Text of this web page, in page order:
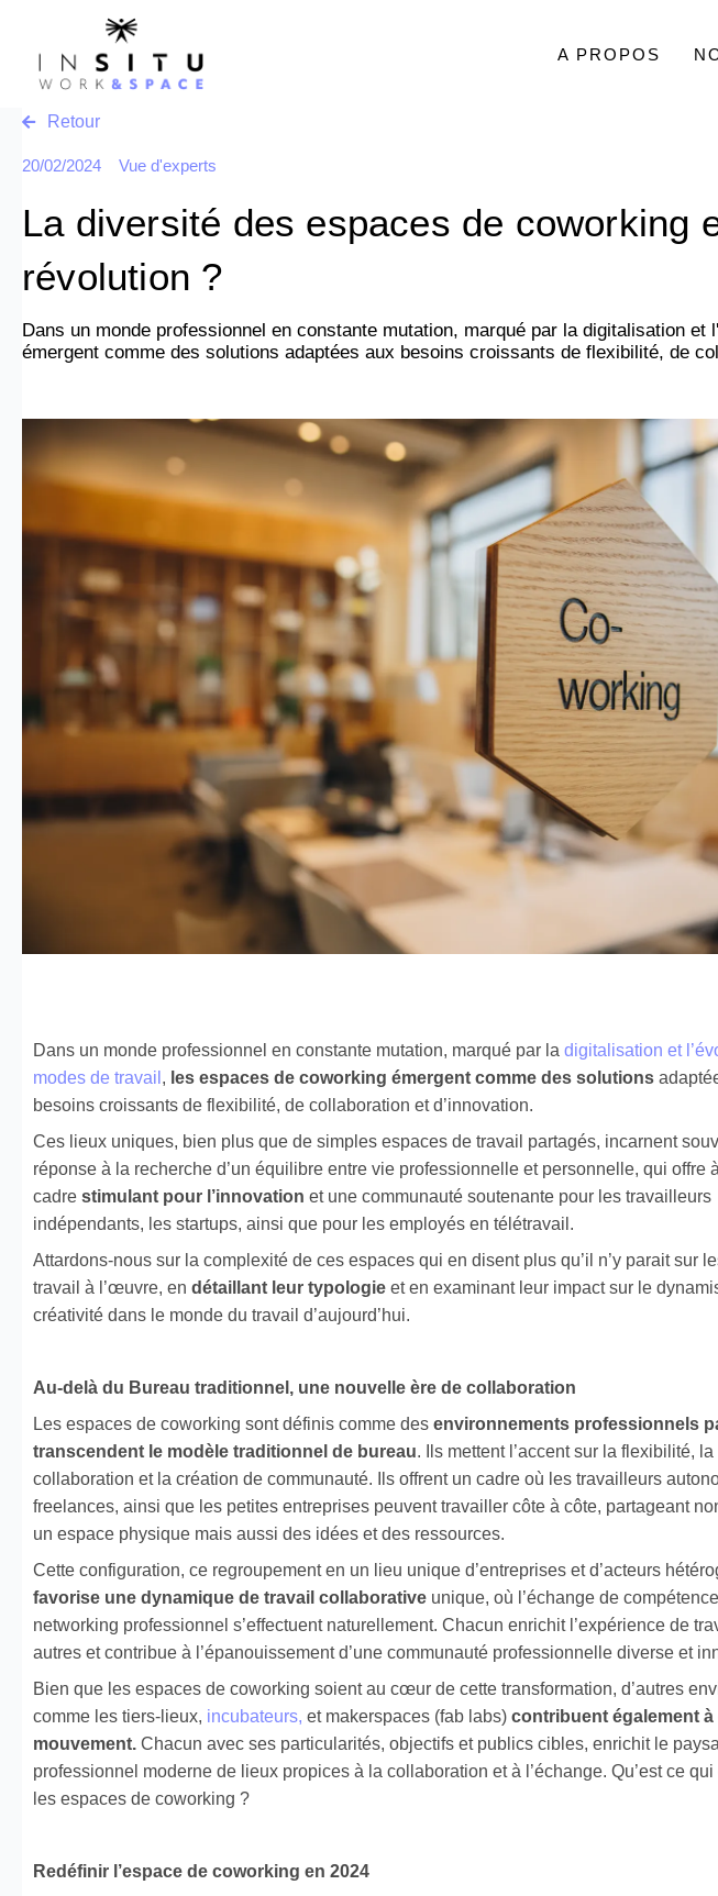
contenu
A PROPOS
Retour
20/02/2024 Vue d'experts
La diversité des espaces de coworking
révolution ?
Dans un monde professionnel en constante mutation, marqué par la digitalisation
émergent comme des solutions adaptées aux besoins croissants de flexibilité, de
Dans un monde professionnel en constante mutation, marqué par la digitalisation et
modes de travail , les espaces de coworking émergent comme des solutions
besoins croissants de flexibilité, de collaboration et d’innovation.
Ces lieux uniques, bien plus que de simples espaces de travail partagés, incarnent
réponse à la recherche d’un équilibre entre vie professionnelle et personnelle, qui offre
cadre stimulant pour l’innovation et une communauté soutenante pour les travailleurs
indépendants, les startups, ainsi que pour les employés en télétravail.
Attardons-nous sur la complexité de ces espaces qui en disent plus qu’il n’y parait sur
travail à l’œuvre, en détaillant leur typologie et en examinant leur impact sur le
créativité dans le monde du travail d’aujourd’hui.
Au-delà du Bureau traditionnel, une nouvelle ère de collaboration
Les espaces de coworking sont définis comme des environnements professionnels
transcendent le modèle traditionnel de bureau. Ils mettent l’accent sur la flexibilité, la
collaboration et la création de communauté. Ils offrent un cadre où les travailleurs
freelances, ainsi que les petites entreprises peuvent travailler côte à côte, partageant
un espace physique mais aussi des idées et des ressources.
Cette configuration, ce regroupement en un lieu unique d’entreprises et d’acteurs
favorise une dynamique de travail collaborative unique, où l’échange de
networking professionnel s’effectuent naturellement. Chacun enrichit l’expérience de
autres etcontribue à l’épanouissement d’une communauté professionnelle diverse et
Bien que les espaces de coworking soient au cœur de cette transformation, d’autres
comme les tiers-lieux, incubateurs, et makerspaces (fab labs) contribuent également à
mouvement. Chacun avec ses particularités, objectifs et publics cibles, enrichit le
professionnel moderne de lieux propices à la collaboration et à l’échange. Qu’est ce
les espaces de coworking ?
Redéfinir l’espace de coworking en 2024